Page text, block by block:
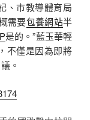
、市教導體育局
需要包養網站半
是的。”藍玉華輕
不僅是因為即將
。